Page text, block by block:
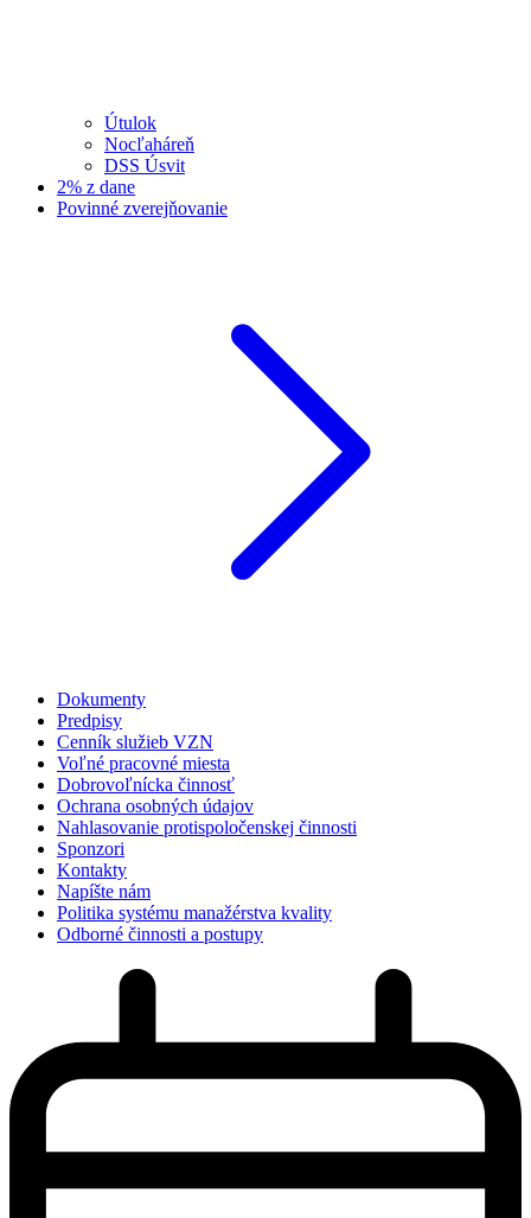
Útulok
Nocľaháreň
DSS Úsvit
2% z dane
Povinné zverejňovanie
Dokumenty
Predpisy
Cenník služieb VZN
Voľné pracovné miesta
Dobrovoľnícka činnosť
Ochrana osobných údajov
Nahlasovanie protispoločenskej činnosti
Sponzori
Kontakty
Napíšte nám
Politika systému manažérstva kvality
Odborné činnosti a postupy